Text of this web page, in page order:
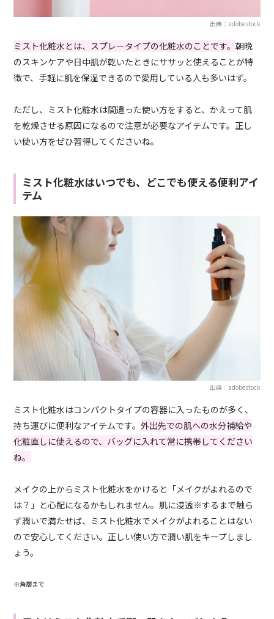
出典：adobestock
ミスト化粧水とは、スプレータイプの化粧水のことです。朝晩
のスキンケアや日中肌が乾いたときにササッと使えることが特
徴で、手軽に肌を保湿できるので愛用している人も多いはず。
ただし、ミスト化粧水は間違った使い方をすると、かえって肌
を乾燥させる原因になるので注意が必要なアイテムです。正し
い使い方をぜひ習得してくださいね。
ミスト化粧水はいつでも、どこでも使える便利アイ
テム
出典：adobestock
ミスト化粧水はコンパクトタイプの容器に入ったものが多く、
持ち運びに便利なアイテムです。外出先での肌への水分補給や
化粧直しに使えるので、バッグに入れて常に携帯してください
ね。
メイクの上からミスト化粧水をかけると「メイクがよれるので
は？」と心配になるかもしれません。肌に浸透※するまで触ら
ず潤いで満たせば、ミスト化粧水でメイクがよれることはない
ので安心してください。正しい使い方で潤い肌をキープしまし
ょう。
※角層まで